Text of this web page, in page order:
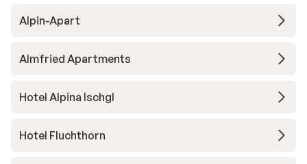
Alpin-Apart
Almfried Apartments
Hotel Alpina Ischgl
Hotel Fluchthorn